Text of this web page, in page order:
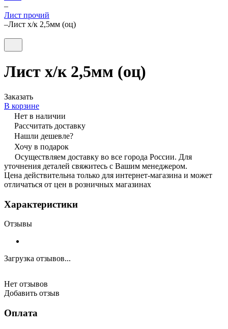
–
Лист прочий
–Лист х/к 2,5мм (оц)
Лист х/к 2,5мм (оц)
Заказать
В корзине
Нет в наличии
Рассчитать доставку
Нашли дешевле?
Хочу в подарок
Осуществляем доставку во все города России. Для
уточнения деталей свяжитесь с Вашим менеджером.
Цена действительна только для интернет-магазина и может
отличаться от цен в розничных магазинах
Характеристики
Отзывы
Загрузка отзывов...
Нет отзывов
Добавить отзыв
Оплата